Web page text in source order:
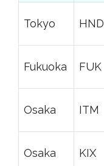
Tokyo HND
Fukuoka FUK
Osaka ITM
Osaka KIX